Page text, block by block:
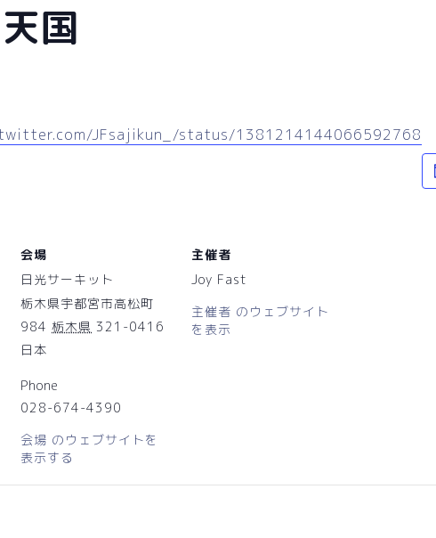
国
JFsajikun_/status/1381214144066592768
会場
日光サーキット
栃木県宇都宮市高松町
984 栃木県 321-0416
日本
Phone
028-674-4390
会場 のウェブサイトを
表示する
主催者
Joy Fast
主催者 のウェブサイト
を表示